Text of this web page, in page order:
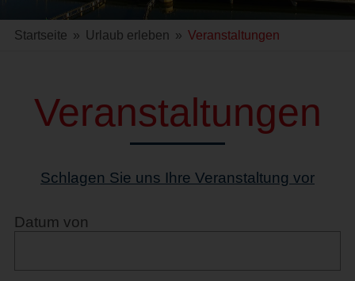
Startseite » Urlaub erleben » Veranstaltungen
Veranstaltungen
Schlagen Sie uns Ihre Veranstaltung vor
Datum von